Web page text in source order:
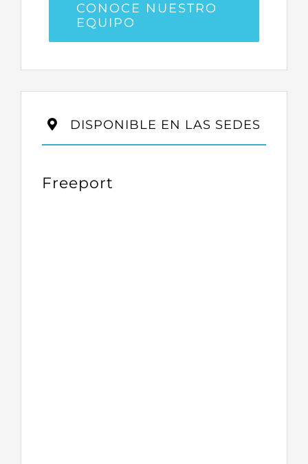
CONOCE NUESTRO
EQUIPO
DISPONIBLE EN LAS SEDES
Freeport